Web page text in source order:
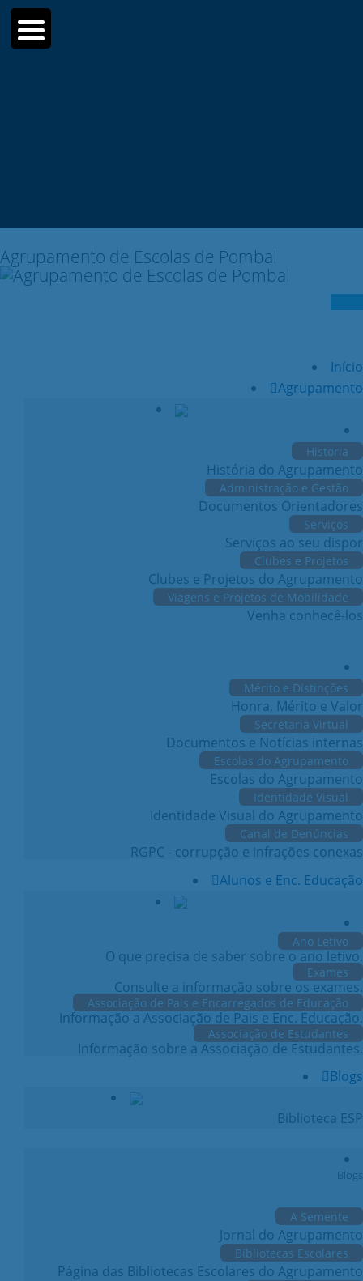
Agrupamento de Escolas de Pombal
Início
Agrupamento
História
História do Agrupamento
Administração e Gestão
Documentos Orientadores
Serviços
Serviços ao seu dispor
Clubes e Projetos
Clubes e Projetos do Agrupamento
Viagens e Projetos de Mobilidade
Venha conhecê-los
Mérito e Distinções
Honra, Mérito e Valor
Secretaria Virtual
Documentos e Notícias internas
Escolas do Agrupamento
Escolas do Agrupamento
Identidade Visual
Identidade Visual do Agrupamento
Canal de Denúncias
RGPC - corrupção e infrações conexas
Alunos e Enc. Educação
Ano Letivo
O que precisa de saber sobre o ano letivo.
Exames
Consulte a informação sobre os exames.
Associação de Pais e Encarregados de Educação
Informação a Associação de Pais e Enc. Educação.
Associação de Estudantes
Informação sobre a Associação de Estudantes.
Blogs
Biblioteca ESP
Blogs
A Semente
Jornal do Agrupamento
Bibliotecas Escolares
Página das Bibliotecas Escolares do Agrupamento